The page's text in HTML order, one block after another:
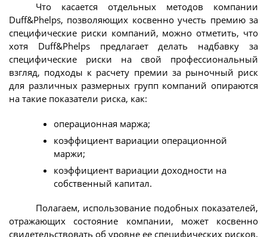
Что касается отдельных методов компании
Duff&Phelps, позволяющих косвенно учесть премию за
специфические риски компаний, можно отметить, что
хотя Duff&Phelps предлагает делать надбавку за
специфические риски на свой профессиональный
взгляд, подходы к расчету премии за рыночный риск
для различных размерных групп компаний опираются
на такие показатели риска, как:
операционная маржа;
коэффициент вариации операционной
маржи;
коэффициент вариации доходности на
собственный капитал.
Полагаем, использование подобных показателей,
отражающих состояние компании, может косвенно
свидетельствовать об уровне ее специфических рисков.